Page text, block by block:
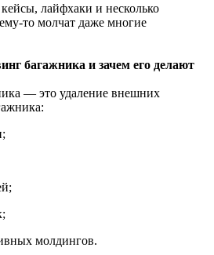
лайфхаки и несколько
то молчат даже многие
багажника и зачем его делают
— это удаление внешних
молдингов.